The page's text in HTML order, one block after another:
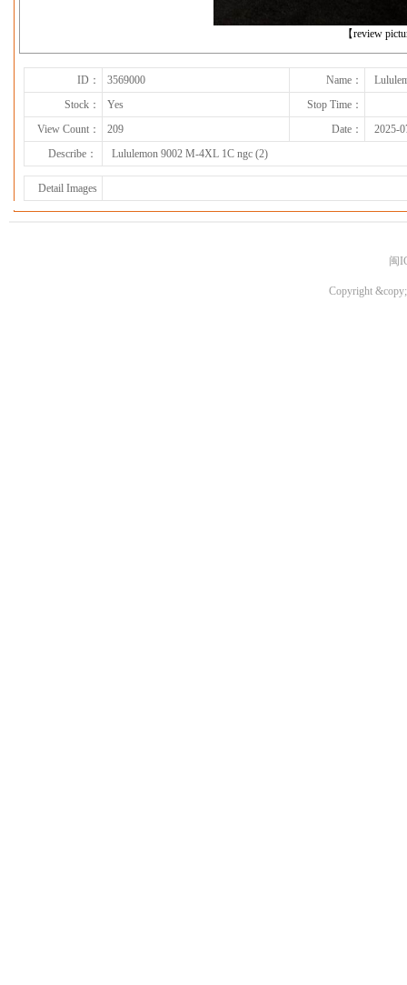
【review
ID： 3569000 Name：
Stock：
Yes
Stop Time：
View Count：
209 Date：
2025-
Describe：
Lululemon 9002 M-4XL 1C ngc (2)
Detail Images
闽
Copyright